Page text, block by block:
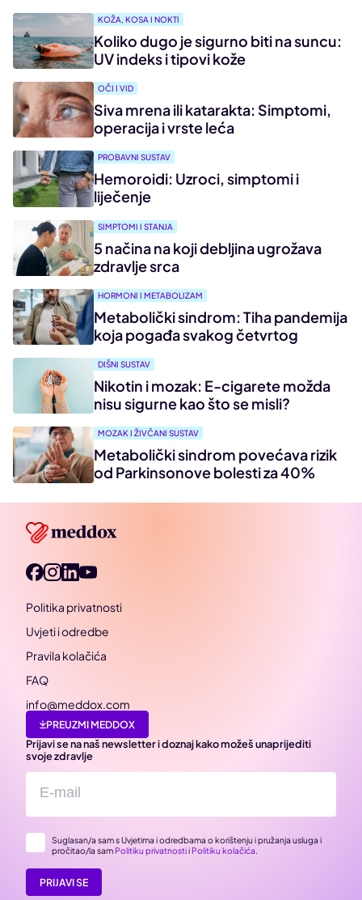
KOŽA, KOSA I NOKTI
Koliko dugo je sigurno biti na suncu:
UV indeks i tipovi kože
OČI I VID
Siva mrena ili katarakta: Simptomi,
operacija i vrste leća
PROBAVNI SUSTAV
Hemoroidi: Uzroci, simptomi i
liječenje
SIMPTOMI I STANJA
5 načina na koji debljina ugrožava
zdravlje srca
HORMONI I METABOLIZAM
Metabolički sindrom: Tiha pandemija
koja pogađa svakog četvrtog
DIŠNI SUSTAV
Nikotin i mozak: E-cigarete možda
nisu sigurne kao što se misli?
MOZAK I ŽIVČANI SUSTAV
Metabolički sindrom povećava rizik
od Parkinsonove bolesti za 40%
Politika privatnosti
Uvjeti i odredbe
Pravila kolačića
FAQ
info@meddox.com
PREUZMI MEDDOX
Prijavi se na naš newsletter i doznaj kako možeš unaprijediti
svoje zdravlje
Suglasan/a sam s Uvjetima i odredbama o korištenju i pružanja usluga i
pročitao/la sam Politiku privatnostii Politiku kolačića.
PRIJAVI SE